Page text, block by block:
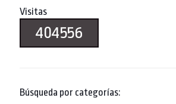
Visitas
404556
Búsqueda por categorías: